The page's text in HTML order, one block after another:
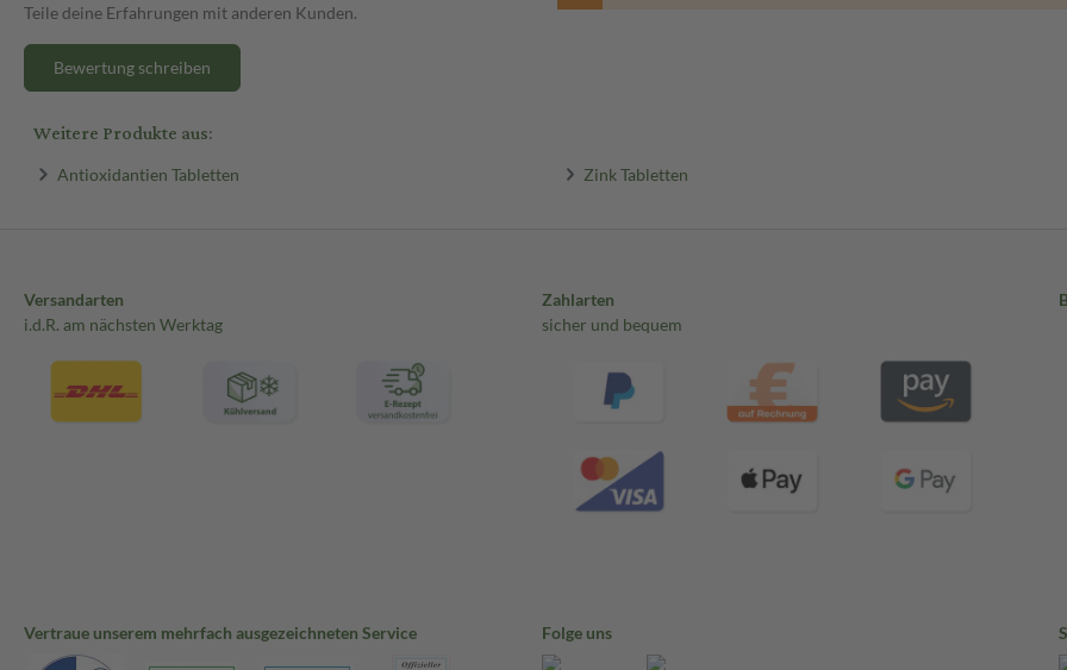
Teile deine Erfahrungen mit anderen Kunden.
Bewertung schreiben
Weitere Produkte aus:
Antioxidantien Tabletten Zink Tabletten
Versandarten
i.d.R. am nächsten Werktag
Zahlarten
sicher und bequem
Vertraue unserem mehrfach ausgezeichneten Service Folge uns